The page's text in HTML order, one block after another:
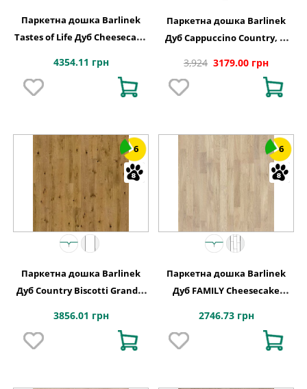
Паркетна дошка Barlinek
Tastes of Life Дуб Cheesecake
4354.11 грн
Паркетна дошка Barlinek
Дуб Cappuccino Country, 1-
3,924 3179.00 грн
6
Паркетна дошка Barlinek
Дуб Country Biscotti Grande,
3856.01 грн
6
Паркетна дошка Barlinek
Дуб FAMILY Cheesecake
2746.73 грн